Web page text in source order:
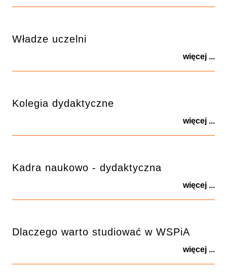
Władze uczelni
więcej ...
Kolegia dydaktyczne
więcej ...
Kadra naukowo - dydaktyczna
więcej ...
Dlaczego warto studiować w WSPiA
więcej ...